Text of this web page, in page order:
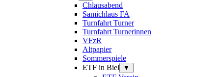
Chlausabend
Samichlaus FA
Turnfahrt Turner
Turnfahrt Turnerinnen
VFzR
Altpapier
Sommerspiele
ETF in Biel
▼